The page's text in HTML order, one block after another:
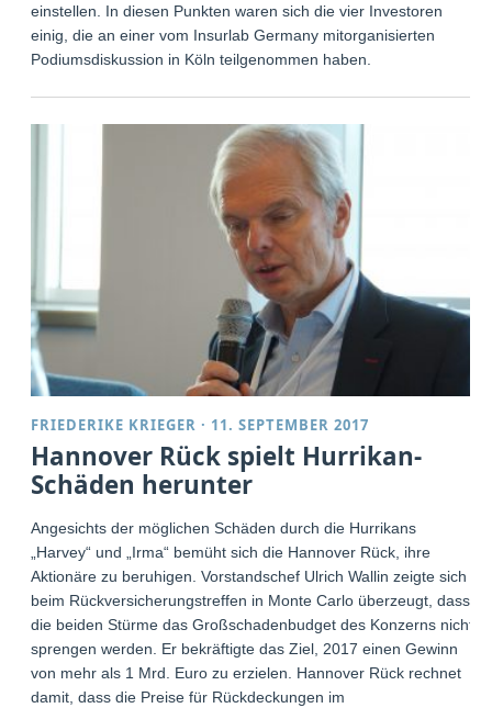
einstellen. In diesen Punkten waren sich die vier Investoren
einig, die an einer vom Insurlab Germany mitorganisierten
Podiumsdiskussion in Köln teilgenommen haben.
FRIEDERIKE KRIEGER · 11. SEPTEMBER 2017
Hannover Rück spielt Hurrikan-
Schäden herunter
Angesichts der möglichen Schäden durch die Hurrikans
„Harvey“ und „Irma“ bemüht sich die Hannover Rück, ihre
Aktionäre zu beruhigen. Vorstandschef Ulrich Wallin zeigte sich
beim Rückversicherungstreffen in Monte Carlo überzeugt, dass
die beiden Stürme das Großschadenbudget des Konzerns nicht
sprengen werden. Er bekräftigte das Ziel, 2017 einen Gewinn
von mehr als 1 Mrd. Euro zu erzielen. Hannover Rück rechnet
damit, dass die Preise für Rückdeckungen im